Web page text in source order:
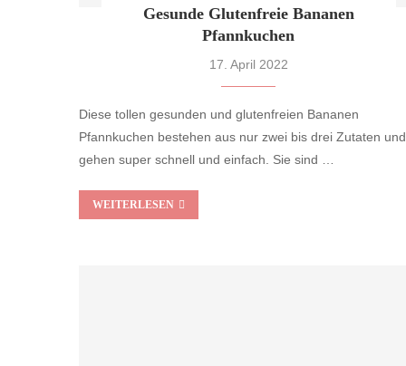
Gesunde Glutenfreie Bananen
Pfannkuchen
17. April 2022
Diese tollen gesunden und glutenfreien Bananen
Pfannkuchen bestehen aus nur zwei bis drei Zutaten und
gehen super schnell und einfach. Sie sind …
WEITERLESEN